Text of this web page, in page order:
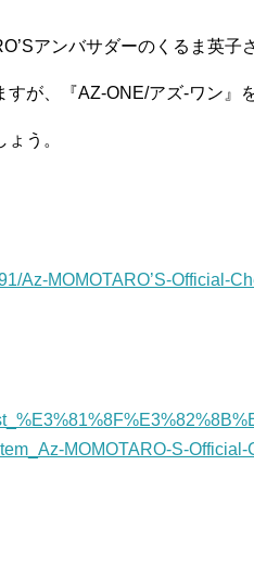
アンバサダーのくるま英子
すが、『AZ-ONE/アズ-ワン』
う。
Az-MOMOTARO’S-Official-
MOMOTARO-S-